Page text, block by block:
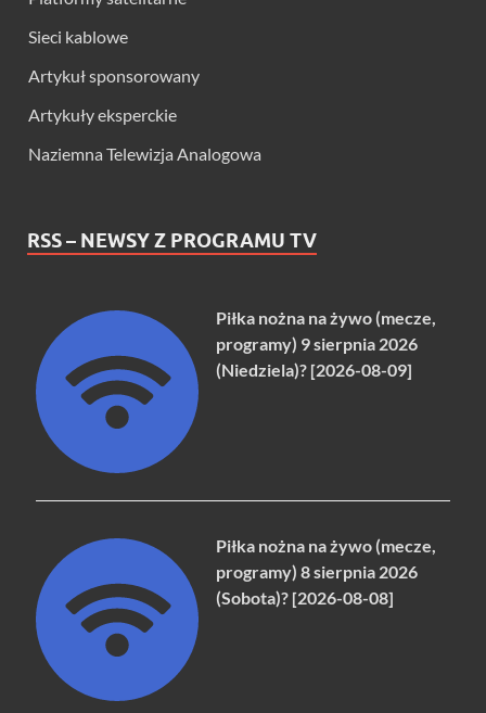
Sieci kablowe
Artykuł sponsorowany
Artykuły eksperckie
Naziemna Telewizja Analogowa
RSS – NEWSY Z PROGRAMU TV
Piłka nożna na żywo (mecze,
programy) 9 sierpnia 2026
(Niedziela)? [2026-08-09]
Piłka nożna na żywo (mecze,
programy) 8 sierpnia 2026
(Sobota)? [2026-08-08]